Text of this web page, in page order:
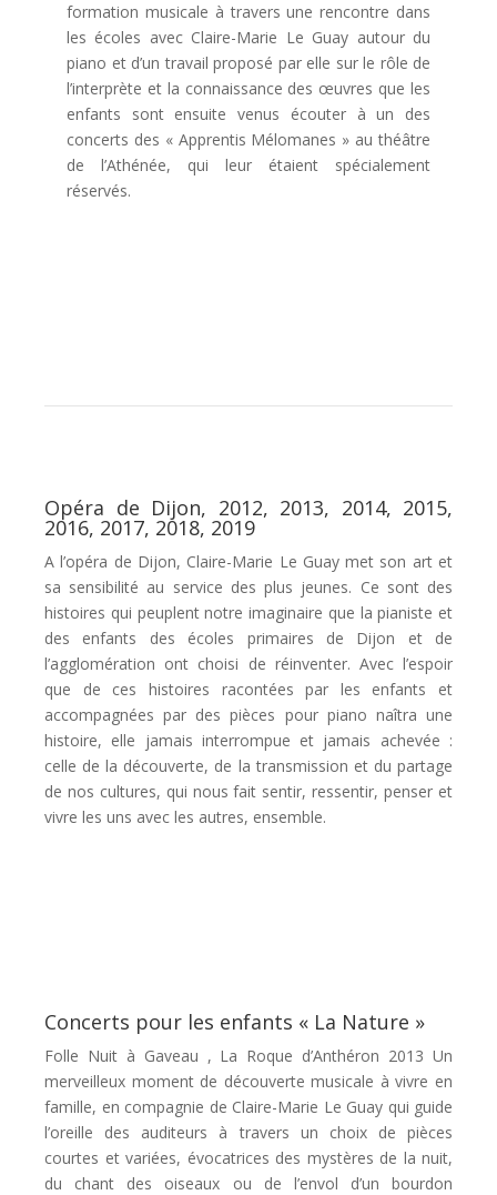
formation musicale à travers une rencontre dans
les écoles avec Claire-Marie Le Guay autour du
piano et d’un travail proposé par elle sur le rôle de
l’interprète et la connaissance des œuvres que les
enfants sont ensuite venus écouter à un des
concerts des « Apprentis Mélomanes » au théâtre
de l’Athénée, qui leur étaient spécialement
réservés.
Opéra de Dijon, 2012, 2013, 2014, 2015,
2016, 2017, 2018, 2019
A l’opéra de Dijon, Claire-Marie Le Guay met son art et
sa sensibilité au service des plus jeunes. Ce sont des
histoires qui peuplent notre imaginaire que la pianiste et
des enfants des écoles primaires de Dijon et de
l’agglomération ont choisi de réinventer. Avec l’espoir
que de ces histoires racontées par les enfants et
accompagnées par des pièces pour piano naîtra une
histoire, elle jamais interrompue et jamais achevée :
celle de la découverte, de la transmission et du partage
de nos cultures, qui nous fait sentir, ressentir, penser et
vivre les uns avec les autres, ensemble.
Concerts pour les enfants « La Nature » ​
Folle Nuit à Gaveau , La Roque d’Anthéron 2013 Un
merveilleux moment de découverte musicale à vivre en
famille, en compagnie de Claire-Marie Le Guay qui guide
l’oreille des auditeurs à travers un choix de pièces
courtes et variées, évocatrices des mystères de la nuit,
du chant des oiseaux ou de l’envol d’un bourdon